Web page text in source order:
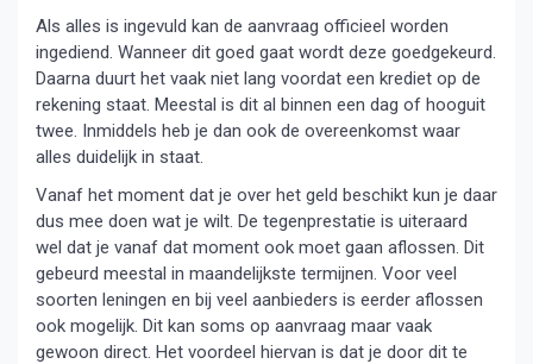
Als alles is ingevuld kan de aanvraag officieel worden
ingediend. Wanneer dit goed gaat wordt deze goedgekeurd.
Daarna duurt het vaak niet lang voordat een krediet op de
rekening staat. Meestal is dit al binnen een dag of hooguit
twee. Inmiddels heb je dan ook de overeenkomst waar
alles duidelijk in staat.
Vanaf het moment dat je over het geld beschikt kun je daar
dus mee doen wat je wilt. De tegenprestatie is uiteraard
wel dat je vanaf dat moment ook moet gaan aflossen. Dit
gebeurd meestal in maandelijkste termijnen. Voor veel
soorten leningen en bij veel aanbieders is eerder aflossen
ook mogelijk. Dit kan soms op aanvraag maar vaak
gewoon direct. Het voordeel hiervan is dat je door dit te